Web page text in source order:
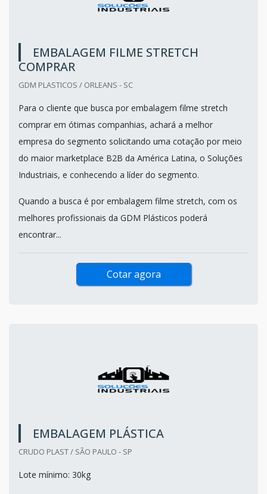
EMBALAGEM FILME STRETCH
COMPRAR
GDM PLASTICOS / ORLEANS - SC
Para o cliente que busca por embalagem filme stretch
comprar em ótimas companhias, achará a melhor
empresa do segmento solicitando uma cotação por meio
do maior marketplace B2B da América Latina, o Soluções
Industriais, e conhecendo a líder do segmento.
Quando a busca é por embalagem filme stretch, com os
melhores profissionais da GDM Plásticos poderá
encontrar...
Cotar agora
EMBALAGEM PLÁSTICA
CRUDO PLAST / SÃO PAULO - SP
Lote mínimo: 30kg